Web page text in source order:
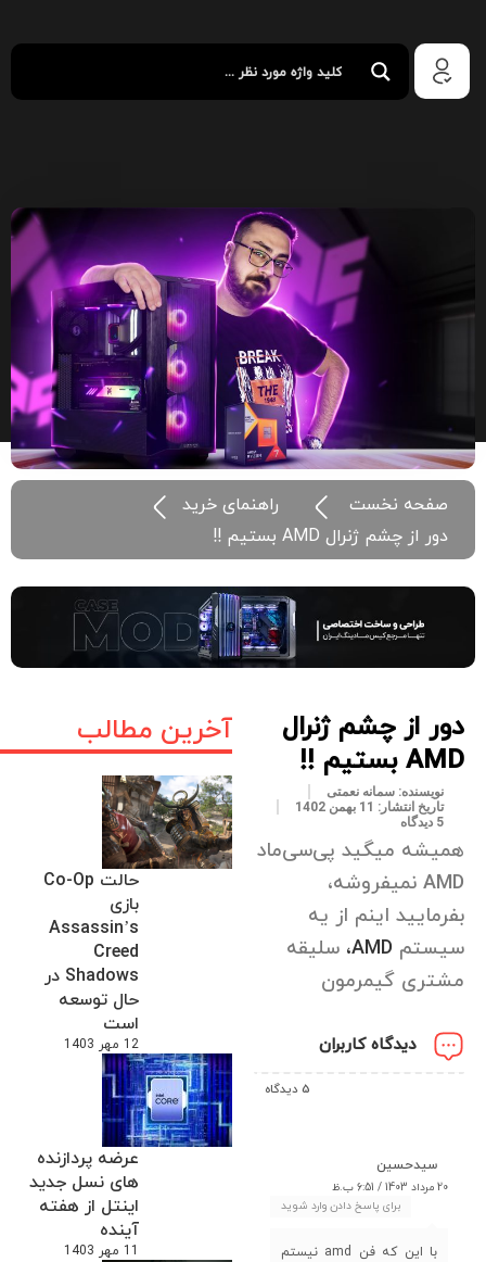
صفحه نخست
راهنمای خرید
دور از چشم ژنرال AMD بستیم !!
آخرین مطالب
حالت Co-Op
بازی
Assassin’s
Creed
Shadows در
حال توسعه
است
12 مهر 1403
عرضه پردازنده
های نسل جدید
اینتل از هفته
آینده
11 مهر 1403
دور از چشم ژنرال
AMD بستیم !!
نویسنده: سمانه نعمتی
تاریخ انتشار: 11 بهمن 1402
5 دیدگاه
همیشه میگید پی‌سی‌ماد
AMD نمیفروشه،
بفرمایید اینم از یه
سیستم AMD، سلیقه
مشتری گیمرمون
دیدگاه کاربران
5 دیدگاه
سیدحسین
20 مرداد 1403 / 6:51 ب.ظ
برای پاسخ دادن وارد شوید
با این که فن amd نیستم